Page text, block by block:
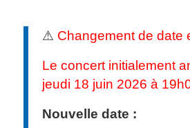
⚠ Changement de date
Le concert initialement
jeudi 18 juin 2026 à
Nouvelle date :